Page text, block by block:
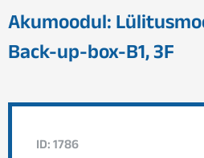
Akumoodul:
Back-up-box-B1, 3F
ID: 1786